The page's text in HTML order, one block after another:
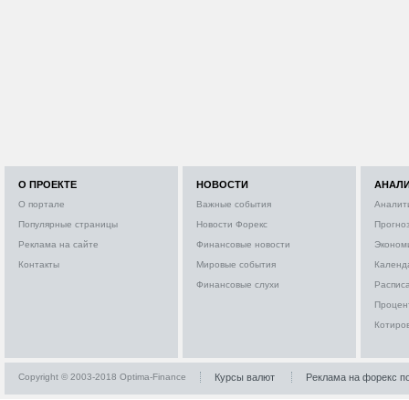
О ПРОЕКТЕ
О портале
Популярные страницы
Реклама на сайте
Контакты
НОВОСТИ
Важные события
Новости Форекс
Финансовые новости
Мировые события
Финансовые слухи
Copyright © 2003-2018 Optima-Finance Курсы валют Реклама на форекс